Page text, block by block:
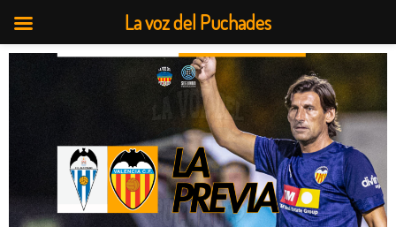
Saltar
La voz del Puchades